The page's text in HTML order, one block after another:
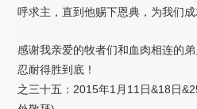
呼求主，直到他赐下恩典，为我们成
感谢我亲爱的牧者们和血肉相连的
忍耐得胜到底！
之三十五：2015年1月11日&18日